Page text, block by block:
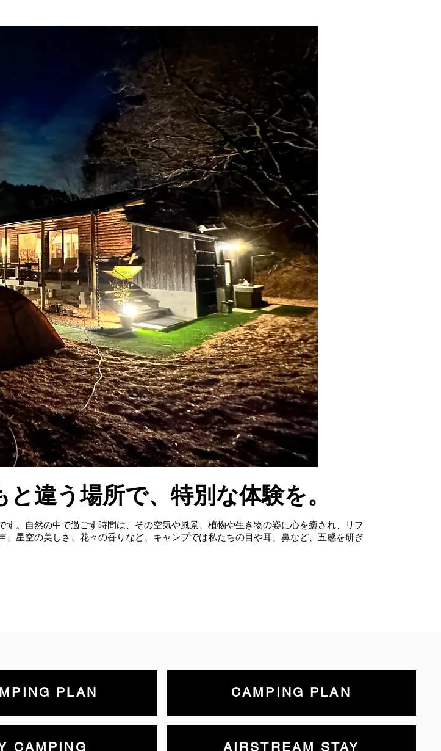
と違う場所で、特別な体験を。
。自然の中で過ごす時間は、その空気や風景、植物や生き物の姿に心を癒され、リフ
星空の美しさ、花々の香りなど、キャンプでは私たちの目や耳、鼻など、五感を研ぎ
PLAN
CAMPING
CAMPING PLAN
AIRSTREAM STAY